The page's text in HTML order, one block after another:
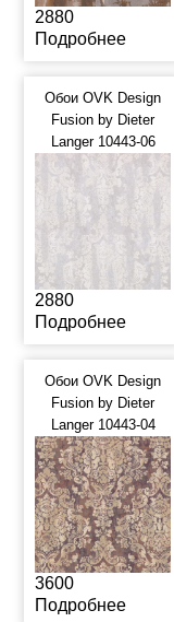
2880
Подробнее
Обои OVK Design
Fusion by Dieter
Langer 10443-06
2880
Подробнее
Обои OVK Design
Fusion by Dieter
Langer 10443-04
3600
Подробнее